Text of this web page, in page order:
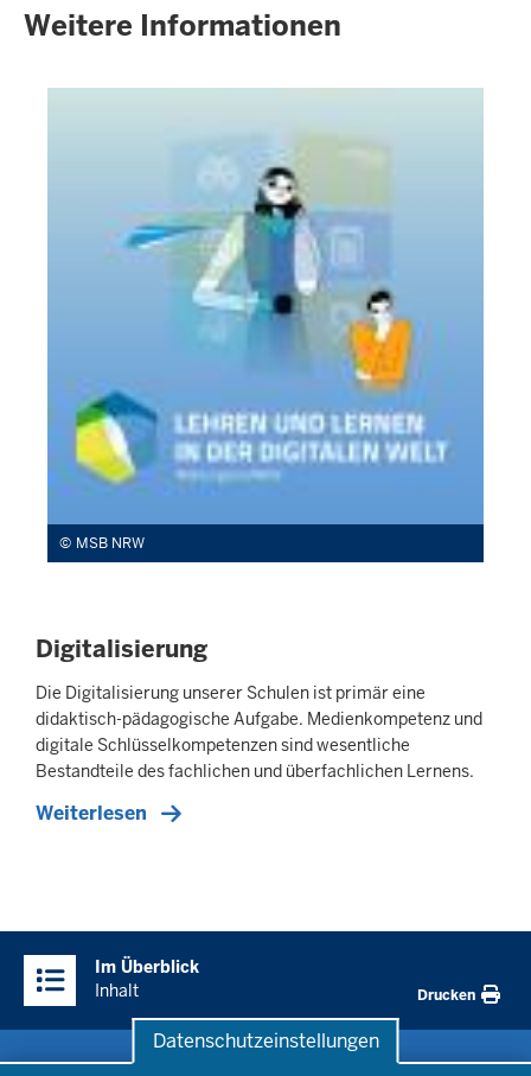
Datenschutzeinstellungen
Weitere Informationen
MSB NRW
Digitalisierung
Die Digitalisierung unserer Schulen ist primär eine
didaktisch-pädagogische Aufgabe. Medienkompetenz und
digitale Schlüsselkompetenzen sind wesentliche
Bestandteile des fachlichen und überfachlichen Lernens.
Weiterlesen
Inhalte
Im Überblick
Inhalt
Drucken